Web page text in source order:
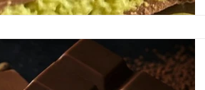
badalona badalona